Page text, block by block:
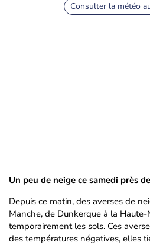
Consulter la météo
Un peu de neige ce samedi près
Depuis ce matin, des averses de
Manche, de Dunkerque à la
temporairement les sols. Ces
des températures négatives, elles